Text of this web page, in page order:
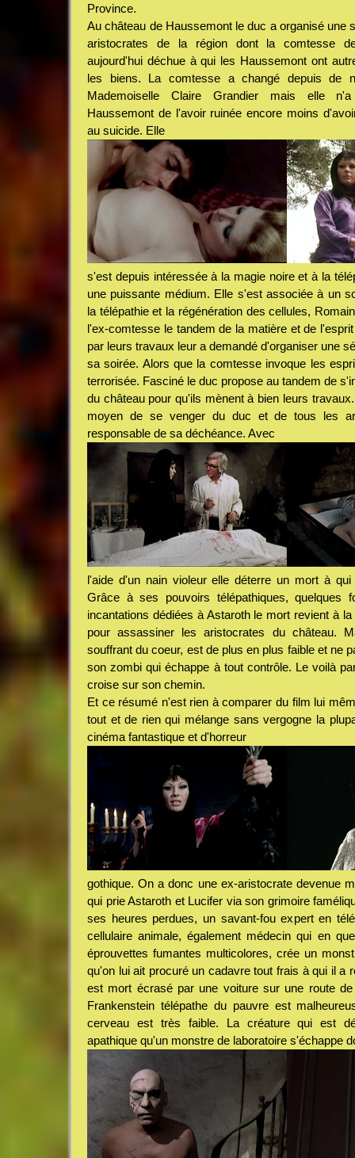
Province.
Au château de Haussemont le duc a organisé une
aristocrates de la région dont la comtesse
aujourd'hui déchue à qui les Haussemont ont
les biens. La comtesse a changé depuis de
Mademoiselle Claire Grandier mais elle
Haussemont de l'avoir ruinée encore moins
au suicide. Elle
s'est depuis intéressée à la magie noire et à la
une puissante médium. Elle s'est associée à un
la télépathie et la régénération des cellules,
l'ex-comtesse le tandem de la matière et de
par leurs travaux leur a demandé d'organiser une
sa soirée. Alors que la comtesse invoque les
terrorisée. Fasciné le duc propose au tandem de
du château pour qu'ils mènent à bien leurs
moyen de se venger du duc et de tous les
responsable de sa déchéance. Avec
l'aide d'un nain violeur elle déterre un mort à
Grâce à ses pouvoirs télépathiques, quelques
incantations dédiées à Astaroth le mort revient à
pour assassiner les aristocrates du château.
souffrant du coeur, est de plus en plus faible et ne
son zombi qui échappe à tout contrôle. Le voilà
croise sur son chemin.
Et ce résumé n'est rien à comparer du film lui
tout et de rien qui mélange sans vergogne la
cinéma fantastique et d'horreur
gothique. On a donc une ex-aristocrate devenue
qui prie Astaroth et Lucifer via son grimoire
ses heures perdues, un savant-fou expert en
cellulaire animale, également médecin qui en
éprouvettes fumantes multicolores, crée un
qu'on lui ait procuré un cadavre tout frais à qui il a
est mort écrasé par une voiture sur une route
Frankenstein télépathe du pauvre est
cerveau est très faible. La créature qui est
apathique qu'un monstre de laboratoire s'échappe